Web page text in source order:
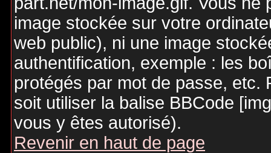
image stockée sur votre
web public), ni une image
authentification, exemple : les
protégés par mot de passe, etc.
soit utiliser la balise BBCode
vous y êtes autorisé).
Revenir en haut de page